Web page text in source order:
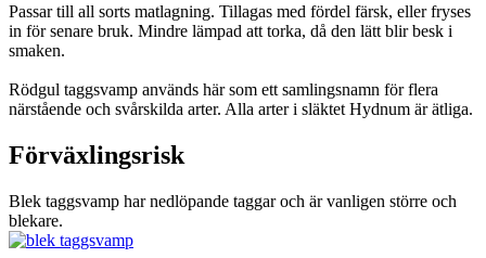
Passar till all sorts matlagning. Tillagas med fördel färsk, eller fryses
in för senare bruk. Mindre lämpad att torka, då den lätt blir besk i
smaken.
Rödgul taggsvamp används här som ett samlingsnamn för flera
närstående och svårskilda arter. Alla arter i släktet Hydnum är ätliga.
Förväxlingsrisk
Blek taggsvamp har nedlöpande taggar och är vanligen större och
blekare.